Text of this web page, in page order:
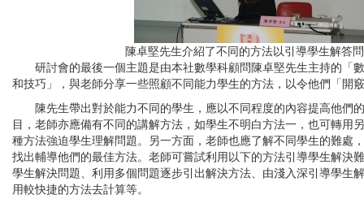
陳卓堅先生介紹了不同的方法以引導學生解答
研討會的最後一個主題是由本社數學科顧問陳卓堅先生主持的「
和技巧」，與老師分享一些照顧不同能力學生的方法，以令他們「開
陳先生帶出對於能力不同的學生，應以不同程度的內容提高他們
目，老師亦應備有不同的講解方法，如學生不明白方法一，也可轉用
種方法強迫學生理解問題。另一方面，老師也應了解不同學生的難處
找出輔導他們的最佳方法。老師可嘗試利用以下的方法引導學生解決
學生解決問題、利用多個問題逐步引出解決方法、由淺入深引導學生
用較快捷的方法去計算等。